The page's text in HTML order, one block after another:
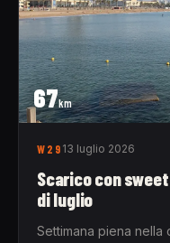
67km
W29 13 luglio 2026
Scarico con
di luglio
Settimana piena nella